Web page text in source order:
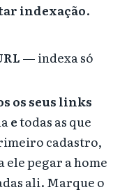
indexação.
— indexa só
os seus links
etodas as que
cadastro,
ele pegar a home
ali. Marque o